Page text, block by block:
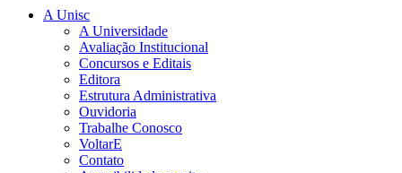
A Unisc
A Universidade
Avaliação Institucional
Concursos e Editais
Editora
Estrutura Administrativa
Ouvidoria
Trabalhe Conosco
VoltarE
Contato